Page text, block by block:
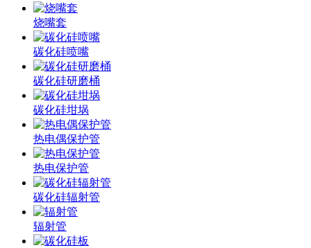
烧嘴套
碳化硅喷嘴
碳化硅研磨桶
碳化硅坩埚
热电偶保护管
热电保护管
碳化硅辐射管
辐射管